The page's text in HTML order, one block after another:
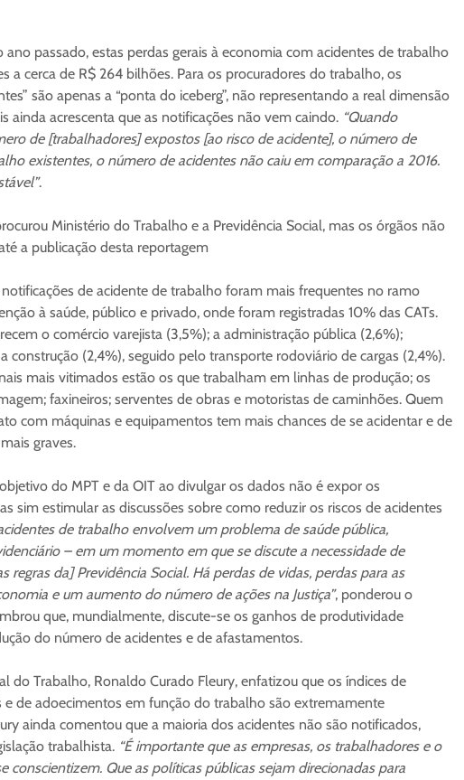
ano passado, estas perdas gerais à economia com acidentes de trabalho
a cerca de R$ 264 bilhões. Para os procuradores do trabalho, os
são apenas a “ponta do iceberg”, não representando a real dimensão
ainda acrescenta que as notificações não vem caindo. “Quando
de [trabalhadores] expostos [ao risco de acidente], o número de
existentes, o número de acidentes não caiu em comparação a 2016.
.
Ministério do Trabalho e a Previdência Social, mas os órgãos não
a publicação desta reportagem
de acidente de trabalho foram mais frequentes no ramo
à saúde, público e privado, onde foram registradas 10% das CATs.
o comércio varejista (3,5%); a administração pública (2,6%);
construção (2,4%), seguido pelo transporte rodoviário de cargas (2,4%).
mais vitimados estão os que trabalham em linhas de produção; os
faxineiros; serventes de obras e motoristas de caminhões. Quem
com máquinas e equipamentos tem mais chances de se acidentar e de
graves.
do MPT e da OIT ao divulgar os dados não é expor os
sim estimular as discussões sobre como reduzir os riscos de acidentes
de trabalho envolvem um problema de saúde pública,
– em um momento em que se discute a necessidade de
regras da] Previdência Social. Há perdas de vidas, perdas para as
e um aumento do número de ações na Justiça”, ponderou o
que, mundialmente, discute-se os ganhos de produtividade
do número de acidentes e de afastamentos.
do Trabalho, Ronaldo Curado Fleury, enfatizou que os índices de
e de adoecimentos em função do trabalho são extremamente
ainda comentou que a maioria dos acidentes não são notificados,
trabalhista. “É importante que as empresas, os trabalhadores e o
conscientizem. Que as políticas públicas sejam direcionadas para